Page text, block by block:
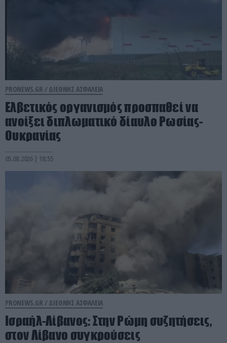
PRONEWS.GR / ΔΙΕΘΝΗΣ ΑΣΦΑΛΕΙΑ
Ελβετικός οργανισμός προσπαθεί να
ανοίξει διπλωματικό δίαυλο Ρωσίας-
Ουκρανίας
05.08.2026 | 18:55
PRONEWS.GR / ΔΙΕΘΝΗΣ ΑΣΦΑΛΕΙΑ
Ισραήλ-Λίβανος: Στην Ρώμη συζητήσεις,
στον Λίβανο συγκρούσεις